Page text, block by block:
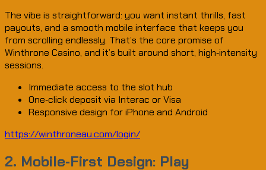
The vibe is straightforward: you want instant thrills, fast
payouts, and a smooth mobile interface that keeps you
from scrolling endlessly. That’s the core promise of
Winthrone Casino, and it’s built around short, high‑intensity
sessions.
Immediate access to the slot hub
One‑click deposit via Interac or Visa
Responsive design for iPhone and Android
https://winthroneau.com/login/
2. Mobile‑First Design: Play